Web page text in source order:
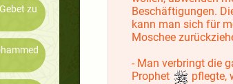
zu
Beschäftigungen.
kann man sich für
Moschee
- Man verbringt die
Prophet
pflegte,